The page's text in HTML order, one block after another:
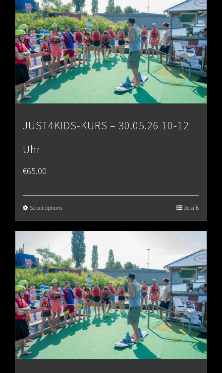
JUST4KIDS-KURS – 30.05.26 10-12
Uhr
€65.00
Select options Details